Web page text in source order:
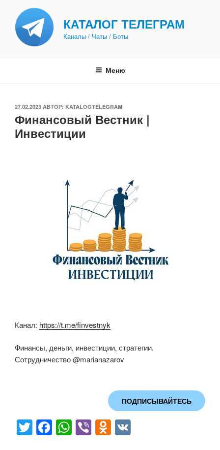
содержимому
КАТАЛОГ ТЕЛЕГРАМ
Каналы / Чаты / Боты
Меню
ОПУБЛИКОВАНО
27.02.2023 АВТОР: KATALOGTELEGRAM
Финансовый Вестник |
Инвестиции
Канал: https://t.me/finvestnyk
Финансы, деньги, инвестиции, стратегии.
Сотрудничество @marianazarov
ПОДПИСЫВАЙТЕСЬ
T F W Vi O